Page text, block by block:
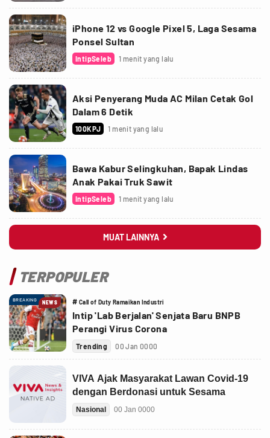
iPhone 12 vs Google Pixel 5, Laga Sesama
Ponsel Sultan
IntipSeleb 1 menit yang lalu
Aksi Penyerang Muda AC Milan Cetak Gol
Dalam 6 Detik
100KPJ 1 menit yang lalu
Bawa Kabur Selingkuhan, Bapak Lindas
Anak Pakai Truk Sawit
IntipSeleb 1 menit yang lalu
MUAT LAINNYA 
TERPOPULER
BREAKING NEWS # Call of Duty Ramaikan Industri
Intip 'Lab Berjalan' Senjata Baru BNPB
Perangi Virus Corona
Trending 00 Jan 0000